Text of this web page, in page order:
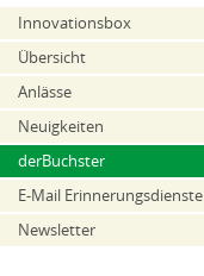
Innovationsbox
Übersicht
Anlässe
Neuigkeiten
derBuchster
E-Mail Erinnerungsdienste
Newsletter